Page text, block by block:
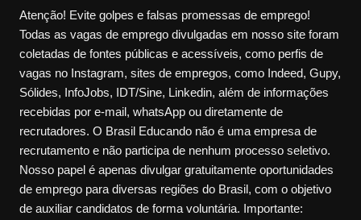
Atenção! Evite golpes e falsas promessas de emprego!
Todas as vagas de emprego divulgadas em nosso site foram
coletadas de fontes públicas e acessíveis, como perfis de
vagas no Instagram, sites de empregos, como Indeed, Gupy,
Sólides, InfoJobs, IDT/Sine, Linkedin, além de informações
recebidas por e-mail, whatsApp ou diretamente de
recrutadores. O Brasil Educando não é uma empresa de
recrutamento e não participa de nenhum processo seletivo.
Nosso papel é apenas divulgar gratuitamente oportunidades
de emprego para diversas regiões do Brasil, com o objetivo
de auxiliar candidatos de forma voluntária. Importante: